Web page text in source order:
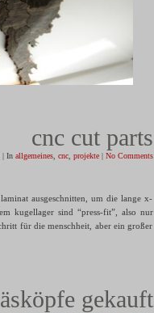
cnc cut parts
| In allgemeines, cnc, projekte| No Comments
ausgeschnitten, um die lange x-
kugellager sind “press-fit”, also nur
für die menschheit, aber ein großer
gekauft